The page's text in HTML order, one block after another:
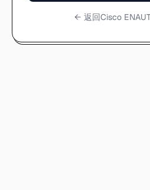
← 返回Cisco